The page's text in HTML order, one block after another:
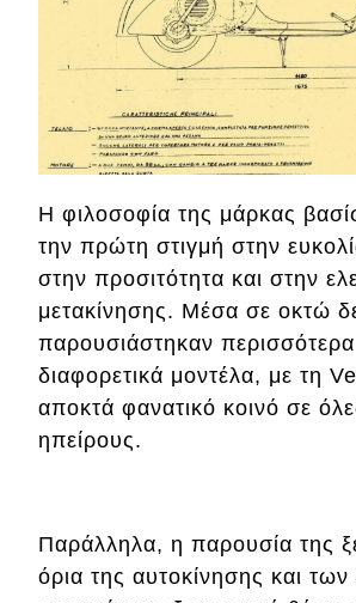
Η φιλοσοφία της μάρκας
την πρώτη στιγμή στην
στην προσιτότητα και στην
μετακίνησης. Μέσα σε οκτώ
παρουσιάστηκαν
διαφορετικά μοντέλα, με τη
αποκτά φανατικό κοινό σε
ηπείρους.
Παράλληλα, η παρουσία της
όρια της αυτοκίνησης και